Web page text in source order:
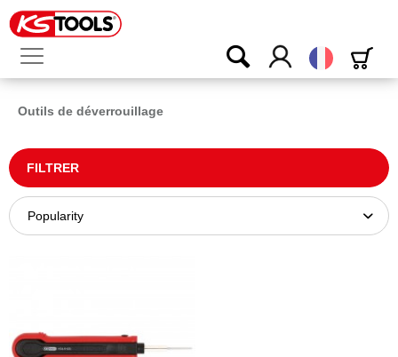
Français
Outils de déverrouillage
FILTRER